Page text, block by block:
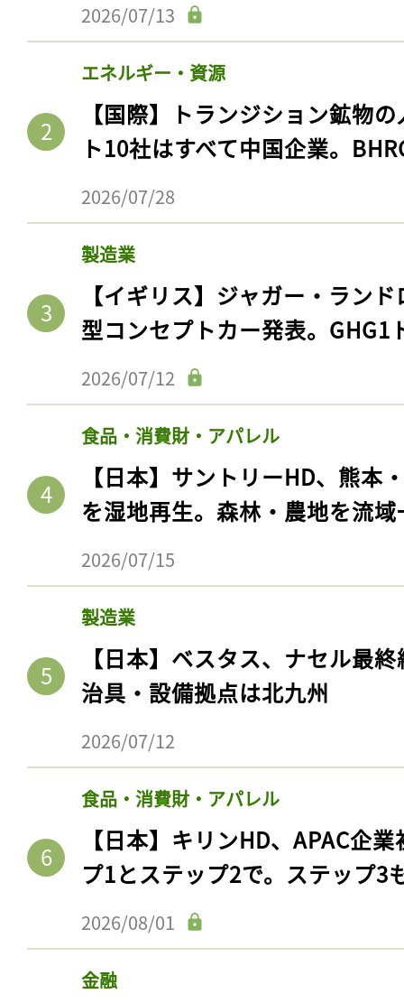
2026/07/13
エネルギー・資源
【国際】トランジション鉱物
ト10社はすべて中国企業。
2026/07/28
製造業
【イギリス】ジャガー・ラン
型コンセプトカー発表。GHG1
2026/07/12
食品・消費財・アパレル
【日本】サントリーHD、熊本
を湿地再生。森林・農地を流
2026/07/15
製造業
【日本】ベスタス、ナセル最
治具・設備拠点は北九州
2026/07/12
食品・消費財・アパレル
【日本】キリンHD、APAC企
プ1とステップ2で。ステップ3
2026/08/01
金融